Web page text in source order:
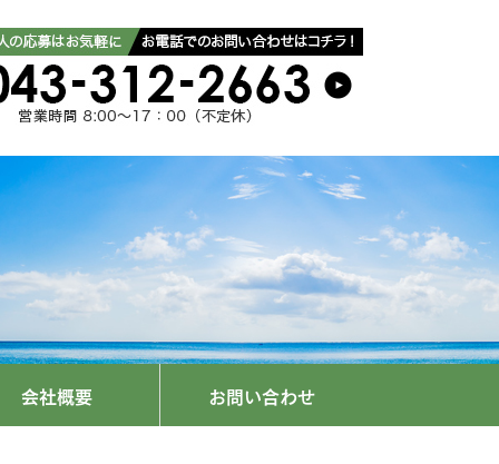
会社概要 お問い合わせ